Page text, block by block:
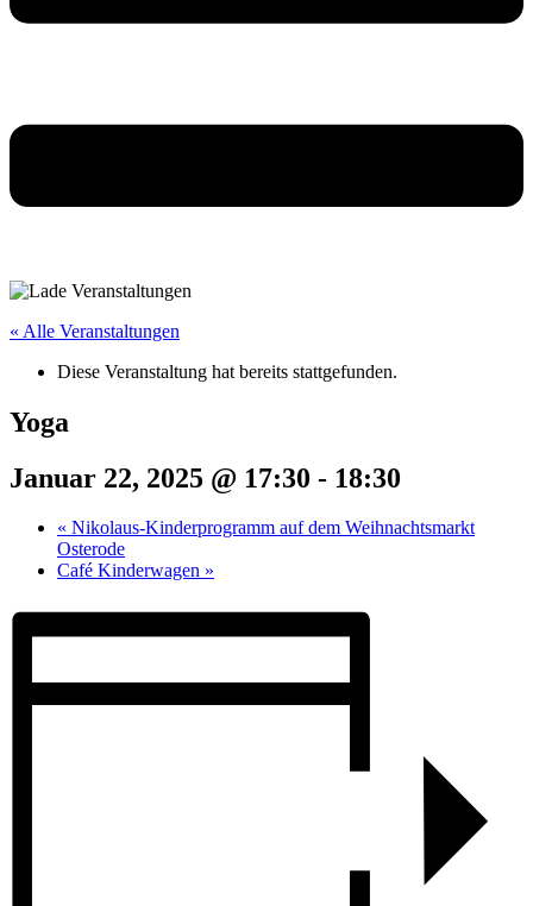
« Alle Veranstaltungen
Diese Veranstaltung hat bereits stattgefunden.
Yoga
Januar 22, 2025 @ 17:30 - 18:30
« Nikolaus-Kinderprogramm auf dem Weihnachtsmarkt
Osterode
Café Kinderwagen »